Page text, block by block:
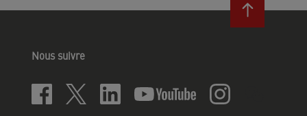
Nous suivre